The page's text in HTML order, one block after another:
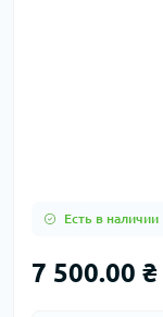
Есть в наличии
7 500.00 ₴